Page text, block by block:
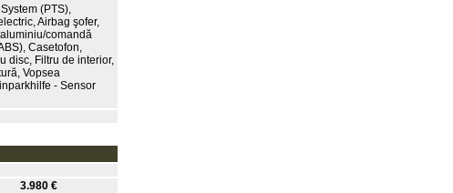
(PTS),
Airbag şofer,
comandă
Casetofon,
disc, Filtru de interior,
Vopsea
- Sensor
3.980 €